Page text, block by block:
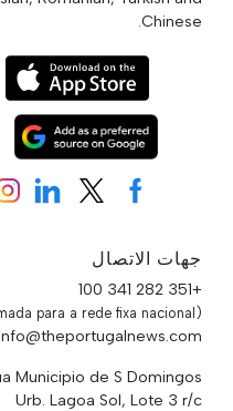
Chinese.
جهات الاتصال
+351 282 341 100
(Chamada para a rede fixa nacional)
Municipio de S Domingos
Urb. Lagoa Sol, Lote 3 r/c